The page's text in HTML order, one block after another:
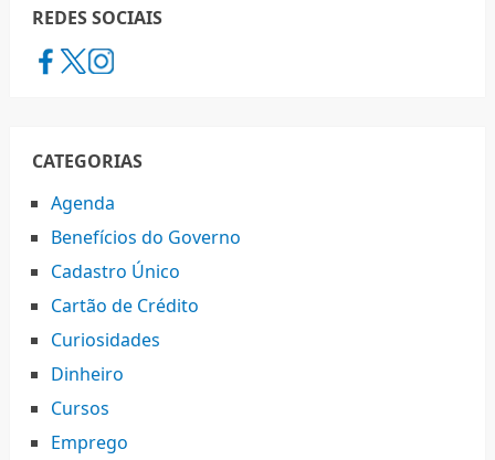
REDES SOCIAIS
CATEGORIAS
Agenda
Benefícios do Governo
Cadastro Único
Cartão de Crédito
Curiosidades
Dinheiro
Cursos
Emprego